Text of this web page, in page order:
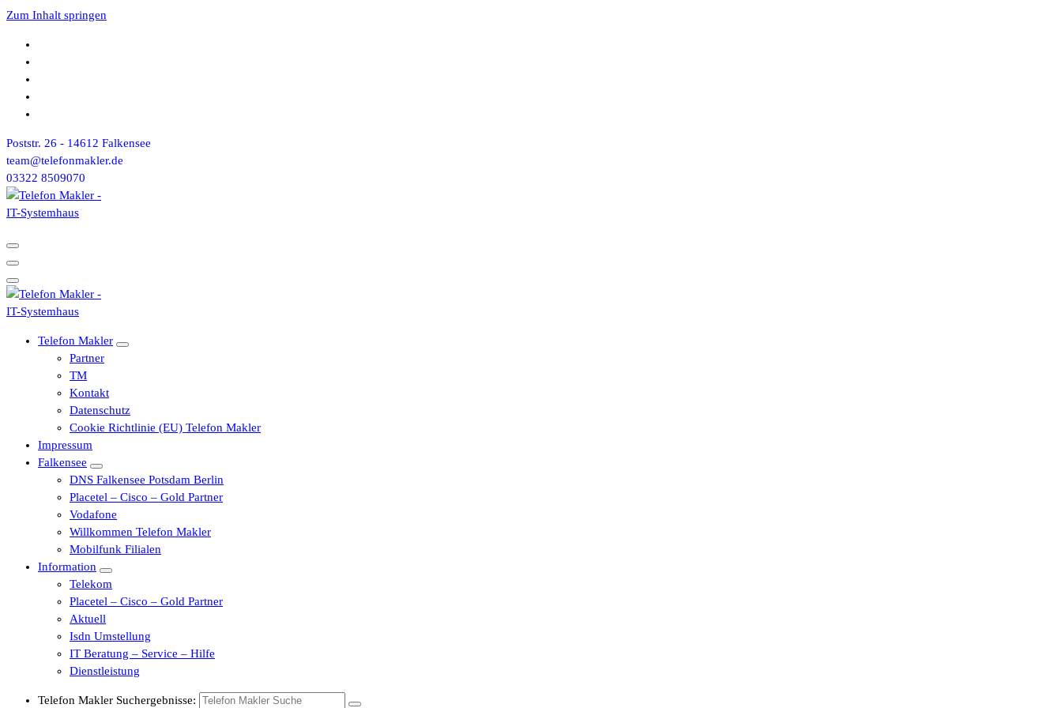
Zum Inhalt springen
Poststr. 26 - 14612 Falkensee
team@telefonmakler.de
03322 8509070
Telefon Makler
Partner
TM
Kontakt
Datenschutz
Cookie Richtlinie (EU) Telefon Makler
Impressum
Falkensee
DNS Falkensee Potsdam Berlin
Placetel – Cisco – Gold Partner
Vodafone
Willkommen Telefon Makler
Mobilfunk Filialen
Information
Telekom
Placetel – Cisco – Gold Partner
Aktuell
Isdn Umstellung
IT Beratung – Service – Hilfe
Dienstleistung
Telefon Makler Suchergebnisse: